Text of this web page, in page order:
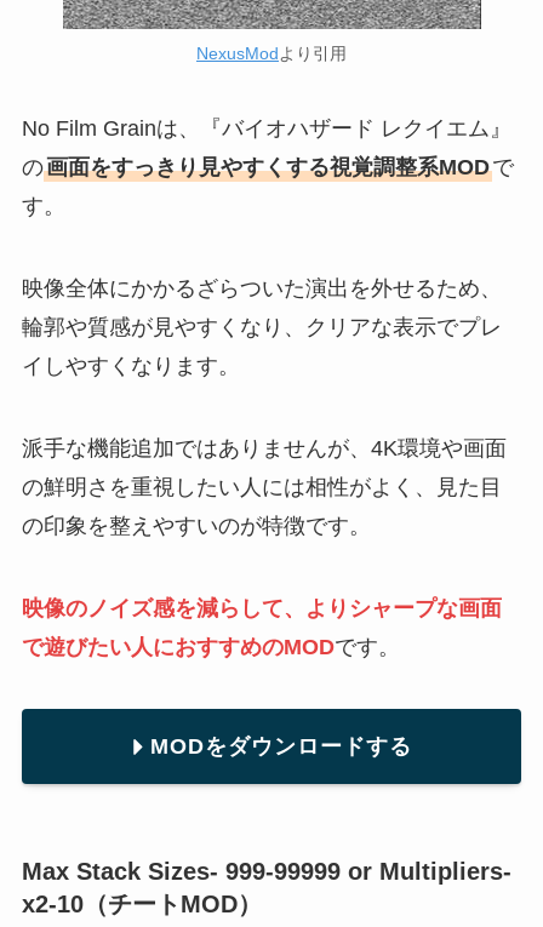
NexusModより引用
No Film Grainは、『バイオハザード レクイエム』
の画面をすっきり見やすくする視覚調整系MODで
す。
映像全体にかかるざらついた演出を外せるため、
輪郭や質感が見やすくなり、クリアな表示でプレ
イしやすくなります。
派手な機能追加ではありませんが、4K環境や画面
の鮮明さを重視したい人には相性がよく、見た目
の印象を整えやすいのが特徴です。
映像のノイズ感を減らして、よりシャープな画面
で遊びたい人におすすめのMODです。
MODをダウンロードする
Max Stack Sizes- 999-99999 or Multipliers-
x2-10（チートMOD）